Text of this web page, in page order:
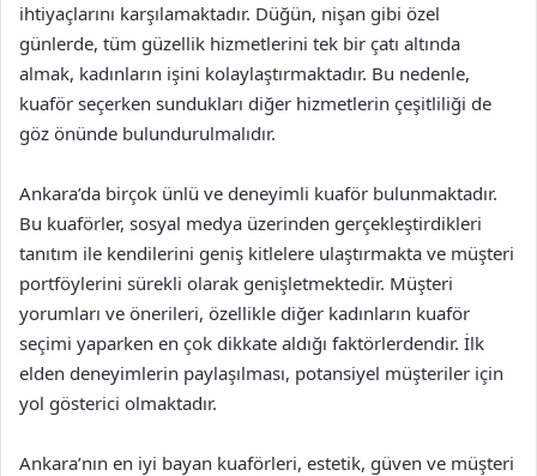
ihtiyaçlarını karşılamaktadır. Düğün, nişan gibi özel
günlerde, tüm güzellik hizmetlerini tek bir çatı altında
almak, kadınların işini kolaylaştırmaktadır. Bu nedenle,
kuaför seçerken sundukları diğer hizmetlerin çeşitliliği de
göz önünde bulundurulmalıdır.
Ankara’da birçok ünlü ve deneyimli kuaför bulunmaktadır.
Bu kuaförler, sosyal medya üzerinden gerçekleştirdikleri
tanıtım ile kendilerini geniş kitlelere ulaştırmakta ve müşteri
portföylerini sürekli olarak genişletmektedir. Müşteri
yorumları ve önerileri, özellikle diğer kadınların kuaför
seçimi yaparken en çok dikkate aldığı faktörlerdendir. İlk
elden deneyimlerin paylaşılması, potansiyel müşteriler için
yol gösterici olmaktadır.
Ankara’nın en iyi bayan kuaförleri, estetik, güven ve müşteri